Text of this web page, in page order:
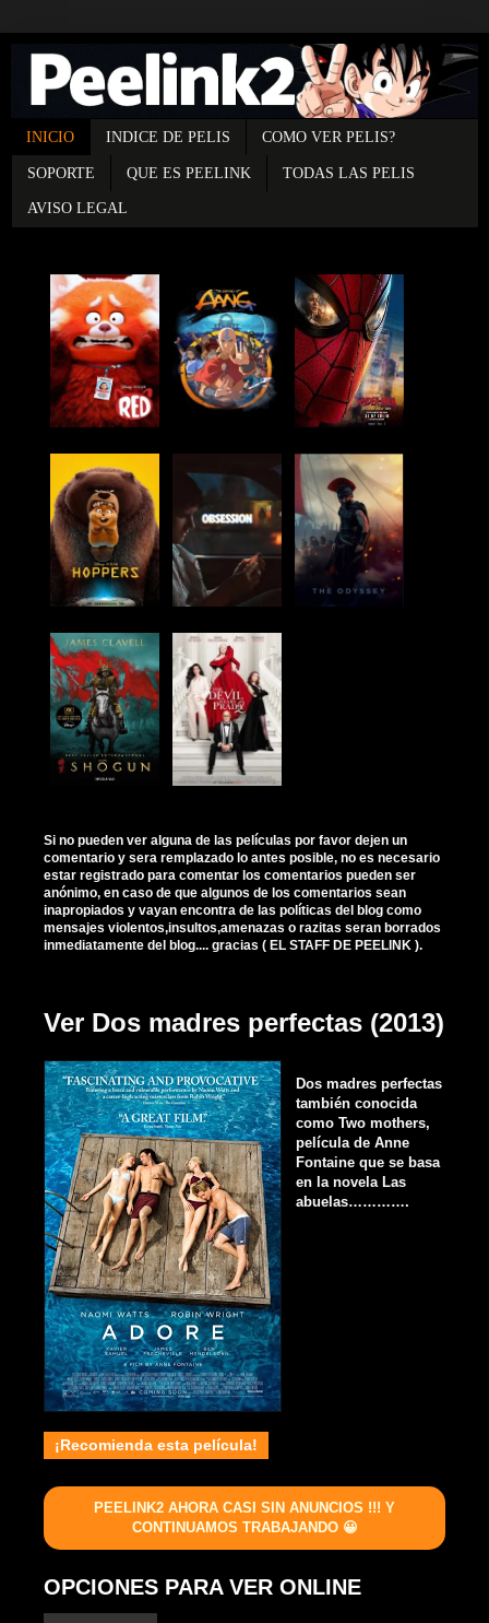
INICIO INDICE DE PELIS COMO VER PELIS?
SOPORTE QUE ES PEELINK TODAS LAS PELIS
AVISO LEGAL
Si no pueden ver alguna de las películas por favor dejen un
comentario y sera remplazado lo antes posible, no es necesario
estar registrado para comentar los comentarios pueden ser
anónimo, en caso de que algunos de los comentarios sean
inapropiados y vayan encontra de las políticas del blog como
mensajes violentos,insultos,amenazas o razitas seran borrados
inmediatamente del blog.... gracias ( EL STAFF DE PEELINK ).
Ver Dos madres perfectas (2013)
Dos madres perfectas
también conocida
como Two mothers,
película de Anne
Fontaine que se basa
en la novela Las
abuelas………….
¡Recomienda esta película!
PEELINK2 AHORA CASI SIN ANUNCIOS !!! Y
CONTINUAMOS TRABAJANDO 😀
OPCIONES PARA VER ONLINE